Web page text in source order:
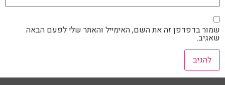
שמור בדפדפן זה את השם, האימייל והאתר שלי לפעם הבאה
שאגיב.